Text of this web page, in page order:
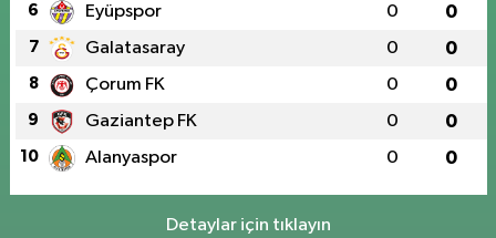
6 Eyüpspor 0 0
7 Galatasaray 0 0
8 Çorum FK 0 0
9 Gaziantep FK 0 0
10 Alanyaspor 0 0
Detaylar için tıklayın